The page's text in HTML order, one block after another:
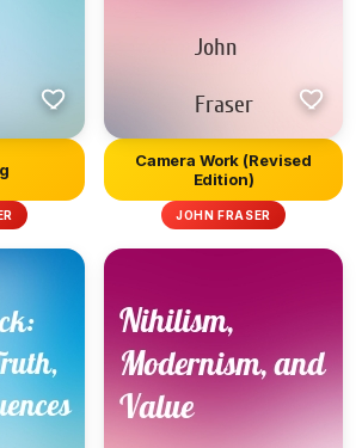
Camera Work (Revised
Edition)
JOHN FRASER